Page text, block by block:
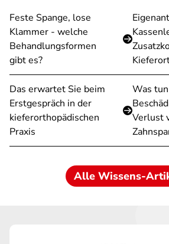
Feste Spange, lose
Klammer - welche
Behandlungsformen
gibt es?
Das erwartet Sie beim
Erstgespräch in der
kieferorthopädischen
Praxis
Was
Verlust
Alle Wissens-